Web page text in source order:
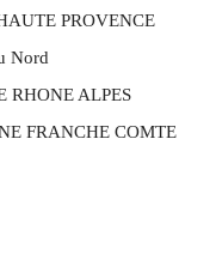
PROVENCE
Nord
RHONE ALPES
FRANCHE COMTE